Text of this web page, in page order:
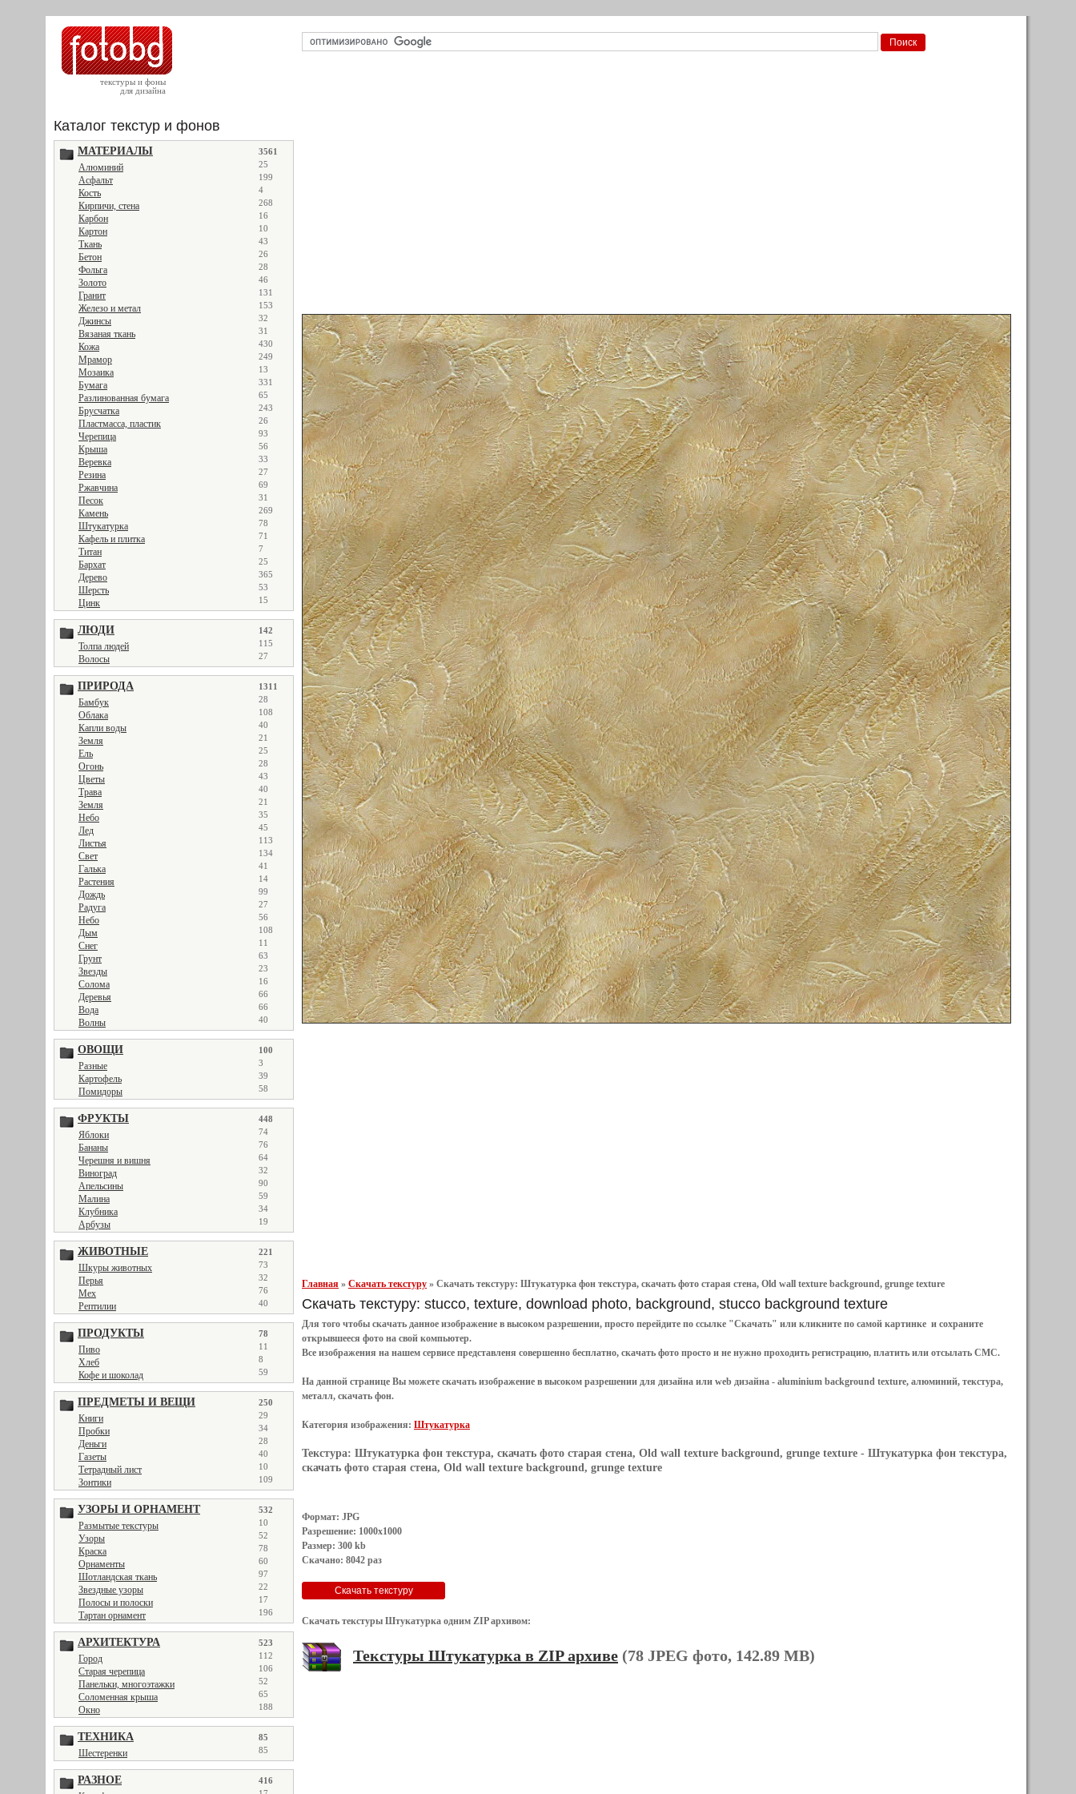
текстуры и фоны
для дизайна
Каталог текстур и фонов
МАТЕРИАЛЫ 3561
Алюминий 25
Асфальт 199
Кость 4
Кирпичи, стена 268
Карбон 16
Картон 10
Ткань 43
Бетон 26
Фольга 28
Золото 46
Гранит 131
Железо и метал 153
Джинсы 32
Вязаная ткань 31
Кожа 430
Мрамор 249
Мозаика 13
Бумага 331
Разлинованная бумага 65
Брусчатка 243
Пластмасса, пластик 26
Черепица 93
Крыша 56
Веревка 33
Резина 27
Ржавчина 69
Песок 31
Камень 269
Штукатурка 78
Кафель и плитка 71
Титан 7
Бархат 25
Дерево 365
Шерсть 53
Цинк 15
ЛЮДИ 142
Толпа людей 115
Волосы 27
ПРИРОДА 1311
Бамбук 28
Облака 108
Капли воды 40
Земля 21
Ель 25
Огонь 28
Цветы 43
Трава 40
Земля 21
Небо 35
Лед 45
Листья 113
Свет 134
Галька 41
Растения 14
Дождь 99
Радуга 27
Небо 56
Дым 108
Снег 11
Грунт 63
Звезды 23
Солома 16
Деревья 66
Вода 66
Волны 40
ОВОЩИ 100
Разные 3
Картофель 39
Помидоры 58
ФРУКТЫ 448
Яблоки 74
Бананы 76
Черешня и вишня 64
Виноград 32
Апельсины 90
Малина 59
Клубника 34
Арбузы 19
ЖИВОТНЫЕ 221
Шкуры животных 73
Перья 32
Мех 76
Рептилии 40
ПРОДУКТЫ 78
Пиво 11
Хлеб 8
Кофе и шоколад 59
ПРЕДМЕТЫ И ВЕЩИ 250
Книги 29
Пробки 34
Деньги 28
Газеты 40
Тетрадный лист 10
Зонтики 109
УЗОРЫ И ОРНАМЕНТ 532
Размытые текстуры 10
Узоры 52
Краска 78
Орнаменты 60
Шотландская ткань 97
Звездные узоры 22
Полосы и полоски 17
Тартан орнамент 196
АРХИТЕКТУРА 523
Город 112
Старая черепица 106
Панельки, многоэтажки 52
Соломенная крыша 65
Окно 188
ТЕХНИКА 85
Шестеренки 85
РАЗНОЕ 416
Главная » Скачать текстуру » Скачать текстуру: Штукатурка фон текстура, скачать фото старая стена, Old wall texture background, grunge texture
Скачать текстуру: stucco, texture, download photo, background, stucco background texture
Для того чтобы скачать данное изображение в высоком разрешении, просто перейдите по ссылке "Скачать" или кликните по самой картинке и сохраните
открывшееся фото на свой компьютер.
Все изображения на нашем сервисе представленя совершенно бесплатно, скачать фото просто и не нужно проходить регистрацию, платить или отсылать СМС.
На данной странице Вы можете скачать изображение в высоком разрешении для дизайна или web дизайна - aluminium background texture, алюминий, текстура,
металл, скачать фон.
Категория изображения: Штукатурка
Текстура: Штукатурка фон текстура, скачать фото старая стена, Old wall texture background, grunge texture - Штукатурка фон текстура,
скачать фото старая стена, Old wall texture background, grunge texture
Формат: JPG
Разрешение: 1000x1000
Размер: 300 kb
Скачано: 8042 раз
Скачать текстуры Штукатурка одним ZIP архивом:
Текстуры Штукатурка в ZIP архиве (78 JPEG фото, 142.89 MB)